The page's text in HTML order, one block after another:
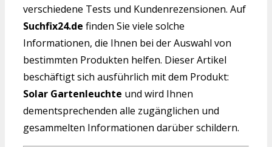
verschiedene Tests und Kundenrezensionen. Auf
Suchfix24.de finden Sie viele solche
Informationen, die Ihnen bei der Auswahl von
bestimmten Produkten helfen. Dieser Artikel
beschäftigt sich ausführlich mit dem Produkt:
Solar Gartenleuchte und wird Ihnen
dementsprechenden alle zugänglichen und
gesammelten Informationen darüber schildern.